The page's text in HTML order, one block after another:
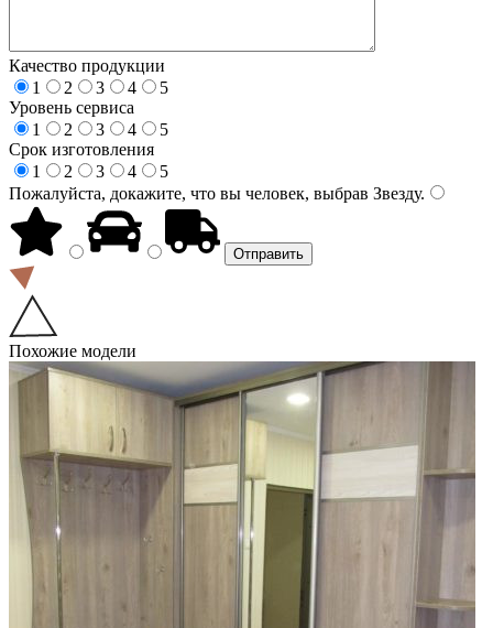
Качество продукции
1
2 3 4
5
Уровень сервиса
1
2 3 4
5
Срок изготовления
1
2 3 4
5
Пожалуйста, докажите, что вы человек, выбрав Звезду.
Похожие модели